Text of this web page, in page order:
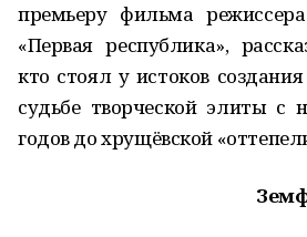
премьеру фильма
«Первая республика»,
кто стоял у истоков
судьбе творческой элиты с
годов до хрущёвской